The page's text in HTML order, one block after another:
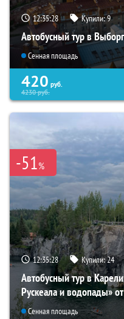
12:35:26 Купили:9
Автобусный тур в
Сенная площадь
420 руб.
4230руб.
-51%
12:35:26 Купили:24
Автобусный тур в
Рускеала и водопады»
Сенная площадь